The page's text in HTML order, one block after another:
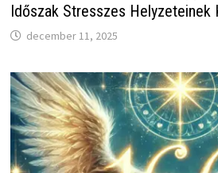
Időszak Stresszes Helyzeteinek
december 11, 2025